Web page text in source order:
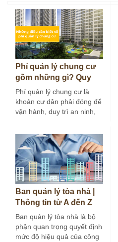
Phí quản lý chung cư
gồm những gì? Quy
định và cách tính 2026
Phí quản lý chung cư là
khoản cư dân phải đóng để
vận hành, duy trì an ninh,
Ban quản lý tòa nhà |
Thông tin từ A đến Z
bạn cần biết
Ban quản lý tòa nhà là bộ
phận quan trọng quyết định
mức độ hiệu quả của công